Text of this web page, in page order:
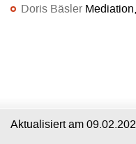
Doris Bäsler
Aktualisiert am